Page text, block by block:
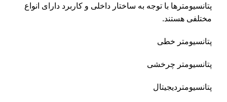
پتانسیومترها با توجه به ساختار داخلی و کاربرد دارای انواع
مختلفی هستند.
پتانسیومتر خطی
پتانسیومتر چرخشی
پتانسیومتردیجیتال